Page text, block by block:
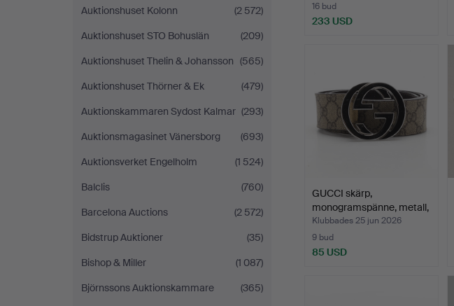
Auktionshuset Kolonn
(2 572)
Auktionshuset STO Bohuslän
(209)
Auktionshuset Thelin & Johansson (565)
Auktionshuset Thörner & Ek
(479)
Auktionskammaren Sydost Kalmar (293)
Auktionsmagasinet Vänersborg
(693)
Auktionsverket Engelholm
(1 524)
Balclis
(760)
Barcelona Auctions
(2 572)
Bidstrup Auktioner
(35)
Bishop & Miller
(1 087)
Björnssons Auktionskammare
(365)
16 bud
233 USD
GUCCI skärp,
monogramspänne, metall,
skinn…
Klubbades 25 jun 2026
9 bud
85 USD